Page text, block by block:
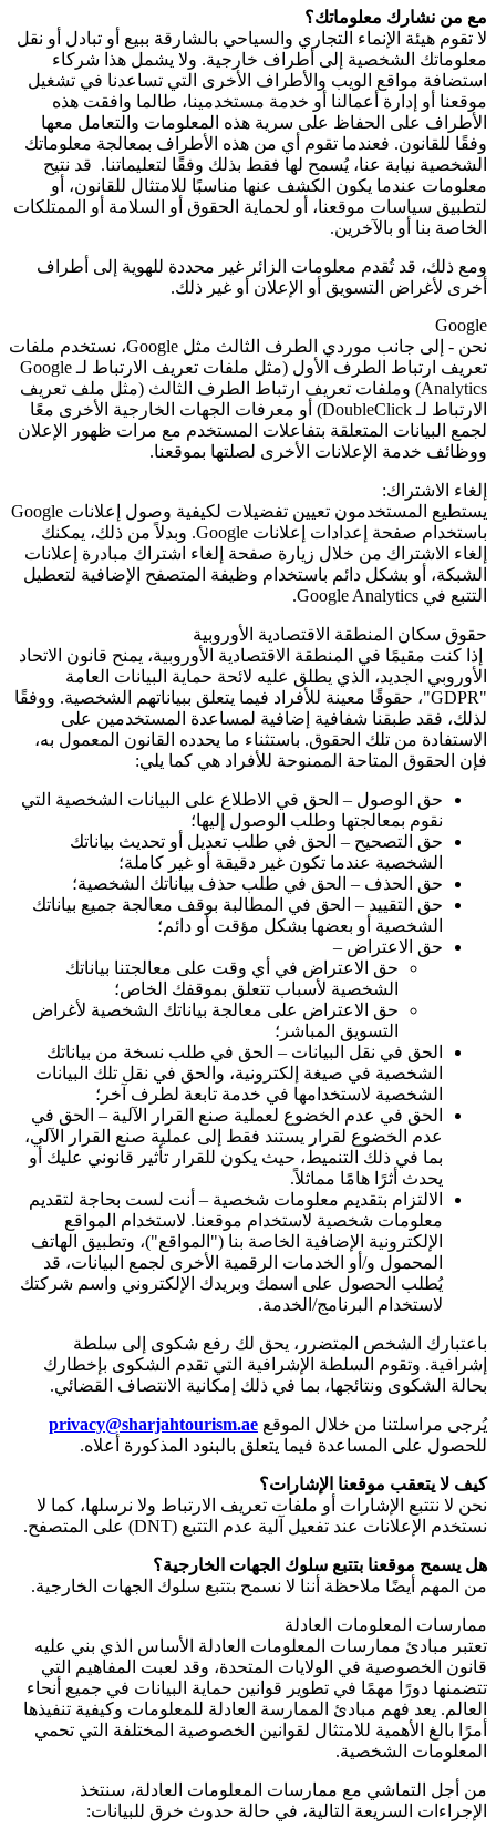
مع من نشارك معلوماتك؟
لا تقوم هيئة الإنماء التجاري والسياحي بالشارقة ببيع أو تبادل أو نقل
معلوماتك الشخصية إلى أطراف خارجية. ولا يشمل هذا شركاء
استضافة مواقع الويب والأطراف الأخرى التي تساعدنا في تشغيل
موقعنا أو إدارة أعمالنا أو خدمة مستخدمينا، طالما وافقت هذه
الأطراف على الحفاظ على سرية هذه المعلومات والتعامل معها
وفقًا للقانون. فعندما تقوم أي من هذه الأطراف بمعالجة معلوماتك
الشخصية نيابة عنا، يُسمح لها فقط بذلك وفقًا لتعليماتنا. قد نتيح
معلومات عندما يكون الكشف عنها مناسبًا للامتثال للقانون، أو
لتطبيق سياسات موقعنا، أو لحماية الحقوق أو السلامة أو الممتلكات
الخاصة بنا أو بالآخرين.
ومع ذلك، قد تُقدم معلومات الزائر غير محددة للهوية إلى أطراف
أخرى لأغراض التسويق أو الإعلان أو غير ذلك.
Google
نحن - إلى جانب موردي الطرف الثالث مثل Google، نستخدم ملفات
تعريف ارتباط الطرف الأول (مثل ملفات تعريف الارتباط لـ Google
Analytics) وملفات تعريف ارتباط الطرف الثالث (مثل ملف تعريف
الارتباط لـ DoubleClick) أو معرفات الجهات الخارجية الأخرى معًا
لجمع البيانات المتعلقة بتفاعلات المستخدم مع مرات ظهور الإعلان
ووظائف خدمة الإعلانات الأخرى لصلتها بموقعنا.
إلغاء الاشتراك:
يستطيع المستخدمون تعيين تفضيلات لكيفية وصول إعلانات Google
باستخدام صفحة إعدادات إعلانات Google. وبدلاً من ذلك، يمكنك
إلغاء الاشتراك من خلال زيارة صفحة إلغاء اشتراك مبادرة إعلانات
الشبكة، أو بشكل دائم باستخدام وظيفة المتصفح الإضافية لتعطيل
التتبع في Google Analytics
.
حقوق سكان المنطقة الاقتصادية الأوروبية
إذا كنت مقيمًا في المنطقة الاقتصادية الأوروبية، يمنح قانون الاتحاد
الأوروبي الجديد، الذي يطلق عليه لائحة حماية البيانات العامة
"GDPR"، حقوقًا معينة للأفراد فيما يتعلق ببياناتهم الشخصية. ووفقًا
لذلك، فقد طبقنا شفافية إضافية لمساعدة المستخدمين على
الاستفادة من تلك الحقوق. باستثناء ما يحدده القانون المعمول به،
فإن الحقوق المتاحة الممنوحة للأفراد هي كما يلي:
حق الوصول – الحق في الاطلاع على البيانات الشخصية التي
نقوم بمعالجتها وطلب الوصول إليها؛
حق التصحيح – الحق في طلب تعديل أو تحديث بياناتك
الشخصية عندما تكون غير دقيقة أو غير كاملة؛
حق الحذف – الحق في طلب حذف بياناتك الشخصية؛
حق التقييد – الحق في المطالبة بوقف معالجة جميع بياناتك
الشخصية أو بعضها بشكل مؤقت أو دائم؛
حق الاعتراض –
حق الاعتراض في أي وقت على معالجتنا بياناتك
الشخصية لأسباب تتعلق بموقفك الخاص؛
حق الاعتراض على معالجة بياناتك الشخصية لأغراض
التسويق المباشر؛
الحق في نقل البيانات – الحق في طلب نسخة من بياناتك
الشخصية في صيغة إلكترونية، والحق في نقل تلك البيانات
الشخصية لاستخدامها في خدمة تابعة لطرف آخر؛
الحق في عدم الخضوع لعملية صنع القرار الآلية – الحق في
عدم الخضوع لقرار يستند فقط إلى عملية صنع القرار الآلي،
بما في ذلك التنميط، حيث يكون للقرار تأثير قانوني عليك أو
يحدث أثرًا هامًا مماثلاً.
الالتزام بتقديم معلومات شخصية – أنت لست بحاجة لتقديم
معلومات شخصية لاستخدام موقعنا. لاستخدام المواقع
الإلكترونية الإضافية الخاصة بنا ("المواقع")، وتطبيق الهاتف
المحمول و/أو الخدمات الرقمية الأخرى لجمع البيانات، قد
يُطلب الحصول على اسمك وبريدك الإلكتروني واسم شركتك
لاستخدام البرنامج/الخدمة.
باعتبارك الشخص المتضرر، يحق لك رفع شكوى إلى سلطة
إشرافية. وتقوم السلطة الإشرافية التي تقدم الشكوى بإخطارك
بحالة الشكوى ونتائجها، بما في ذلك إمكانية الانتصاف القضائي.
يُرجى مراسلتنا من خلال الموقع privacy@sharjahtourism.ae
للحصول على المساعدة فيما يتعلق بالبنود المذكورة أعلاه.
كيف لا يتعقب موقعنا الإشارات؟
نحن لا نتتبع الإشارات أو ملفات تعريف الارتباط ولا نرسلها، كما لا
نستخدم الإعلانات عند تفعيل آلية عدم التتبع (DNT) على المتصفح.
هل يسمح موقعنا بتتبع سلوك الجهات الخارجية؟
من المهم أيضًا ملاحظة أننا لا نسمح بتتبع سلوك الجهات الخارجية.
ممارسات المعلومات العادلة
تعتبر مبادئ ممارسات المعلومات العادلة الأساس الذي بني عليه
قانون الخصوصية في الولايات المتحدة، وقد لعبت المفاهيم التي
تتضمنها دورًا مهمًا في تطوير قوانين حماية البيانات في جميع أنحاء
العالم. يعد فهم مبادئ الممارسة العادلة للمعلومات وكيفية تنفيذها
أمرًا بالغ الأهمية للامتثال لقوانين الخصوصية المختلفة التي تحمي
المعلومات الشخصية.
من أجل التماشي مع ممارسات المعلومات العادلة، سنتخذ
الإجراءات السريعة التالية، في حالة حدوث خرق للبيانات: